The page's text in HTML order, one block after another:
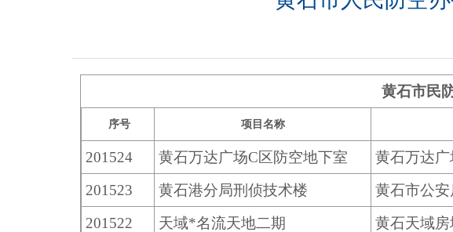
黄石市民
序号 项目名称
201524 黄石万达广场C区防空地下室 黄石万达广
201523
黄石港分局刑侦技术楼 黄石市公
201522
天域*名流天地二期 黄石天域房